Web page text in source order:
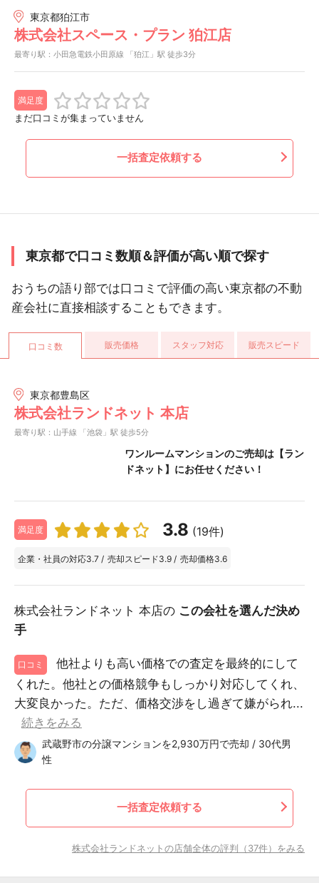
東京都狛江市
株式会社スペース・プラン 狛江店
最寄り駅：小田急電鉄小田原線 「狛江」駅 徒歩3分
満足度
まだ口コミが集まっていません
一括査定依頼する
東京都で口コミ数順＆評価が高い順で探す
おうちの語り部では口コミで評価の高い東京都の不動
産会社に直接相談することもできます。
口コミ数 販売価格 スタッフ対応 販売スピード
東京都豊島区
株式会社ランドネット 本店
最寄り駅：山手線 「池袋」駅 徒歩5分
ワンルームマンションのご売却は【ラン
ドネット】にお任せください！
満足度 3.8 (19件)
企業・社員の対応3.7 / 売却スピード3.9 / 売却価格3.6
株式会社ランドネット 本店の この会社を選んだ決め
手
口コミ
他社よりも高い価格での査定を最終的にして
くれた。他社との価格競争もしっかり対応してくれ、
大変良かった。ただ、価格交渉をし過ぎて嫌がられ...
続きをみる
武蔵野市の分譲マンションを2,930万円で売却 / 30代男
性
一括査定依頼する
株式会社ランドネットの店舗全体の評判（37件）をみる